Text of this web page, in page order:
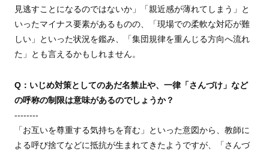
見逃すことになるのではないか」「親近感が薄れてしまう」と
いったマイナス要素があるものの、「現場での柔軟な対応が難
しい」といった状況を鑑み、「集団規律を重んじる方向へ流れ
た」とも言えるかもしれません。
Q：いじめ対策としてのあだ名禁止や、一律「さんづけ」など
の呼称の制限は意味があるのでしょうか？
--------
「お互いを尊重する気持ちを育む」といった意図から、教師に
よる呼び捨てなどに抵抗が生まれてきたようですが、「さんづ